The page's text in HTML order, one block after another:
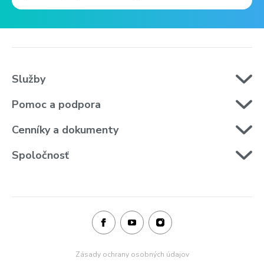
Služby
Pomoc a podpora
Cenníky a dokumenty
Spoločnosť
Zásady ochrany osobných údajov